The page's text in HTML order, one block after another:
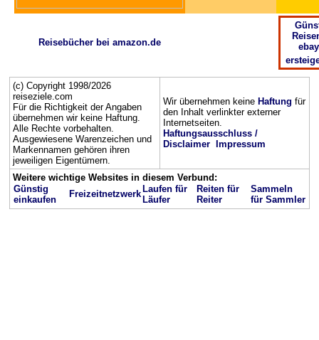
Reisebücher bei amazon.de
(c) Copyright 1998/2026
reiseziele.com
Für die Richtigkeit der Angaben
übernehmen wir keine Haftung.
Alle Rechte vorbehalten.
Ausgewiesene Warenzeichen und
Markennamen gehören ihren
jeweiligen Eigentümern.
Wir übernehmen keine Haftung für
den Inhalt verlinkter externer
Internetseiten.
Haftungsausschluss /
Disclaimer
Impressum
Weitere wichtige Websites in diesem Verbund:
Günstig
einkaufen
Freizeitnetzwerk Laufen für
Läufer
Reiten für
Reiter
Sammeln
für Sammler